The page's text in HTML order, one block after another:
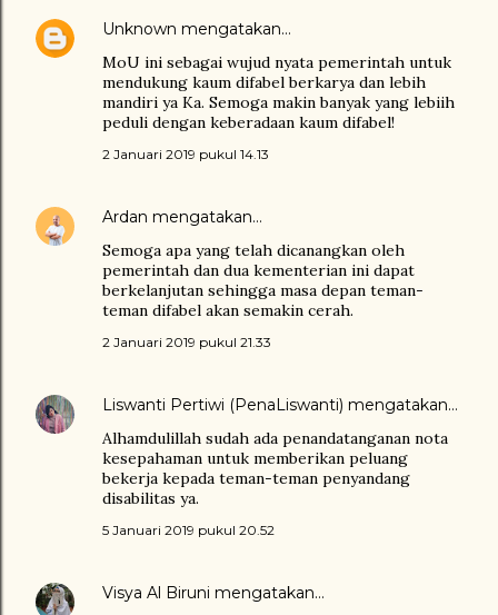
Unknown mengatakan…
MoU ini sebagai wujud nyata pemerintah untuk
mendukung kaum difabel berkarya dan lebih
mandiri ya Ka. Semoga makin banyak yang lebiih
peduli dengan keberadaan kaum difabel!
2 Januari 2019 pukul 14.13
Ardan mengatakan…
Semoga apa yang telah dicanangkan oleh
pemerintah dan dua kementerian ini dapat
berkelanjutan sehingga masa depan teman-
teman difabel akan semakin cerah.
2 Januari 2019 pukul 21.33
Liswanti Pertiwi (PenaLiswanti) mengatakan…
Alhamdulillah sudah ada penandatanganan nota
kesepahaman untuk memberikan peluang
bekerja kepada teman-teman penyandang
disabilitas ya.
5 Januari 2019 pukul 20.52
Visya Al Biruni mengatakan…